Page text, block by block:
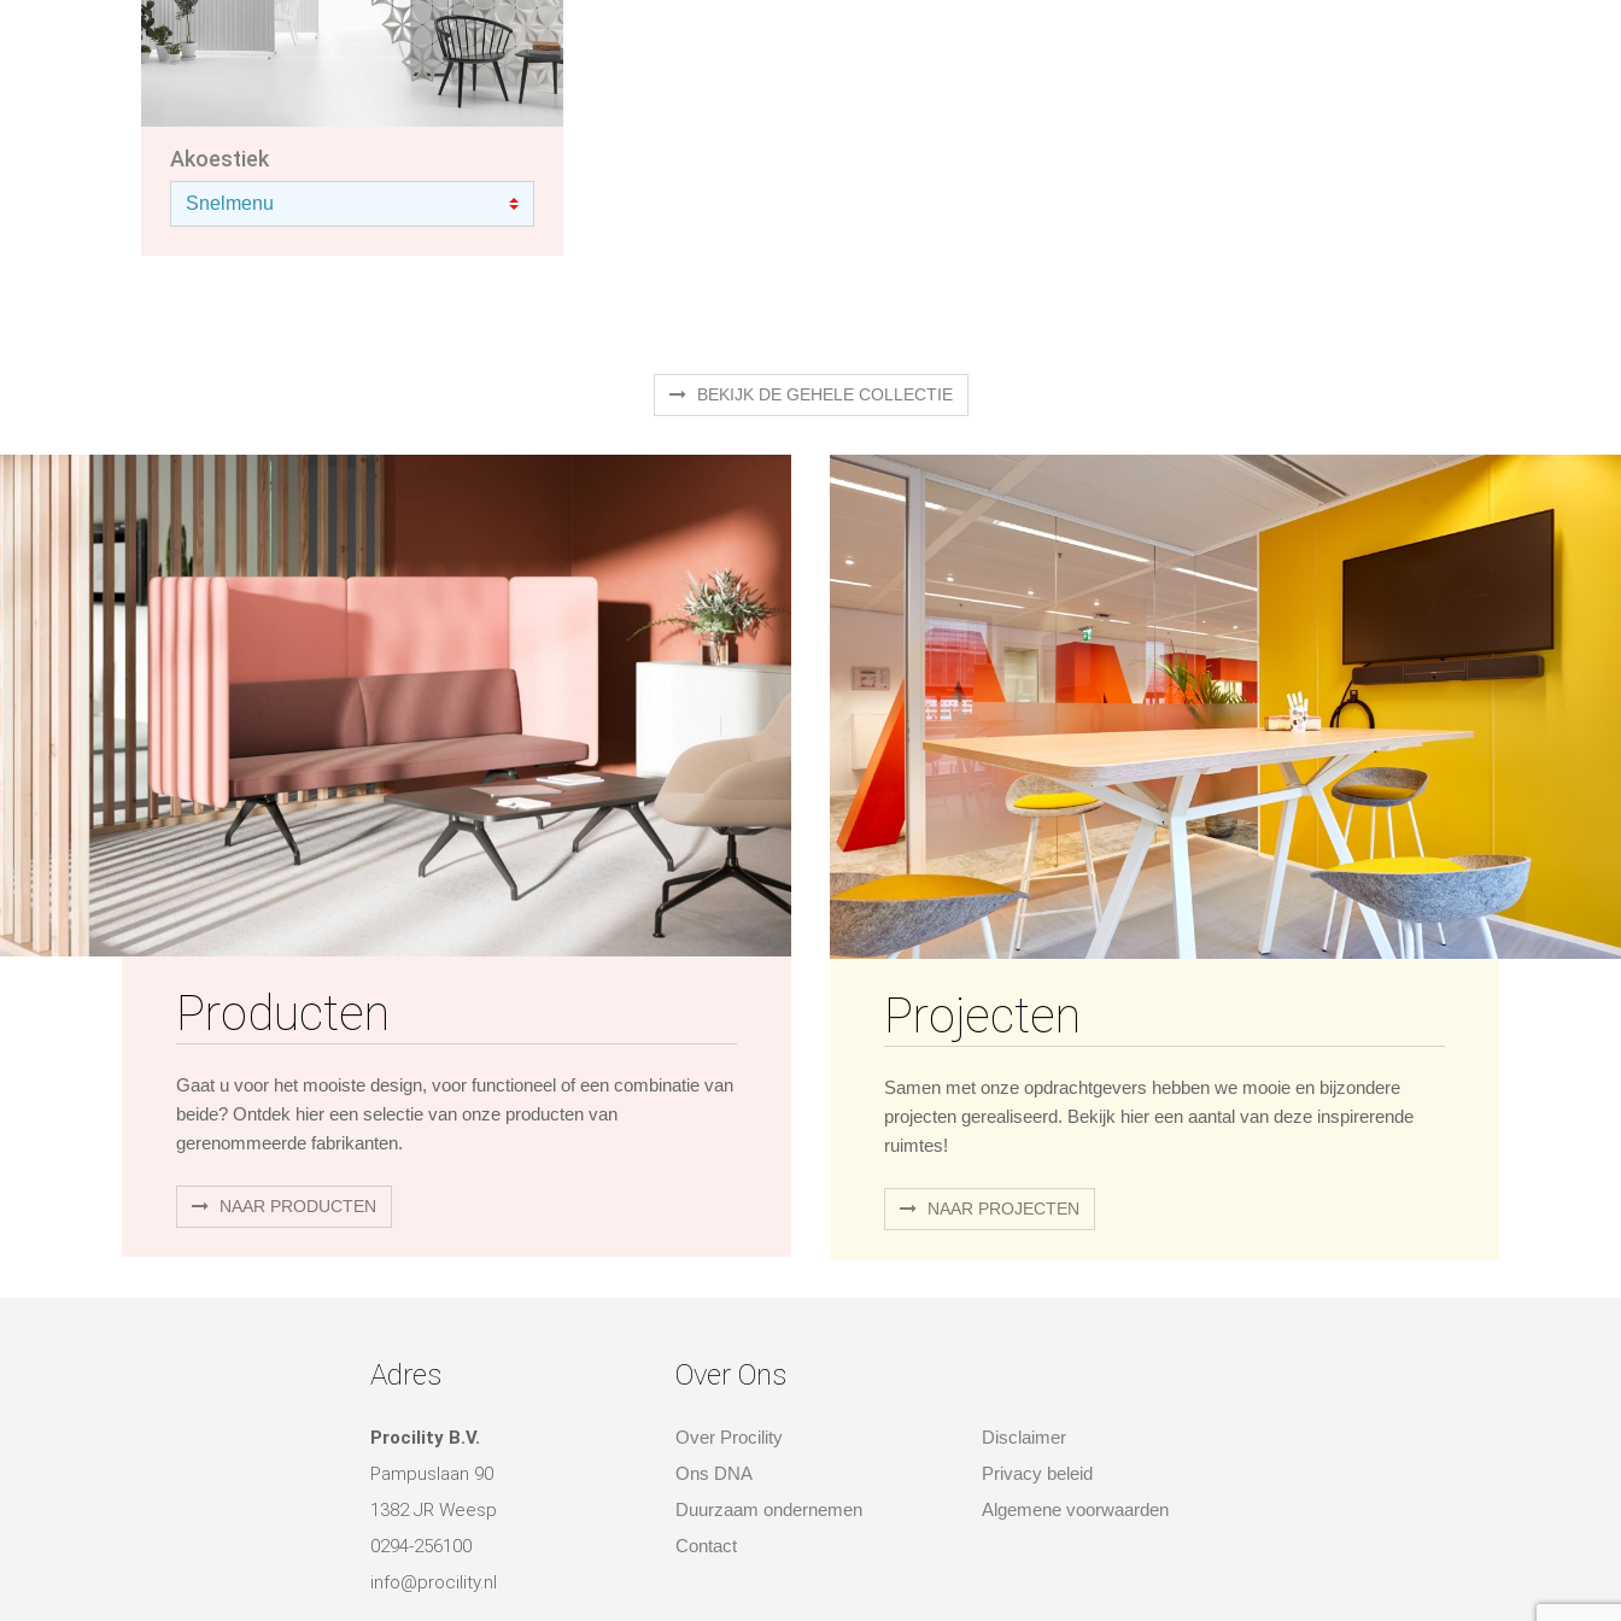
Akoestiek
BEKIJK DE GEHELE COLLECTIE
Producten
Gaat u voor het mooiste design, voor functioneel of een combinatie van
beide? Ontdek hier een selectie van onze producten van
gerenommeerde fabrikanten.
NAAR PRODUCTEN
Projecten
Samen met onze opdrachtgevers hebben we mooie en bijzondere
projecten gerealiseerd. Bekijk hier een aantal van deze inspirerende
ruimtes!
NAAR PROJECTEN
Adres
Procility B.V.
Pampuslaan 90
1382 JR Weesp
0294-256100
info@procility.nl
Over Ons
Over Procility
Ons DNA
Duurzaam ondernemen
Contact
Disclaimer
Privacy beleid
Algemene voorwaarden